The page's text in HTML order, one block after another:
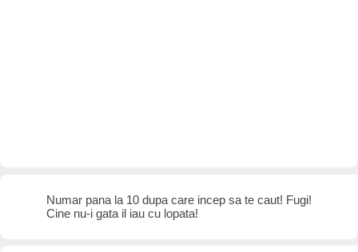
Numar pana la 10 dupa care incep sa te caut! Fugi!
Cine nu-i gata il iau cu lopata!